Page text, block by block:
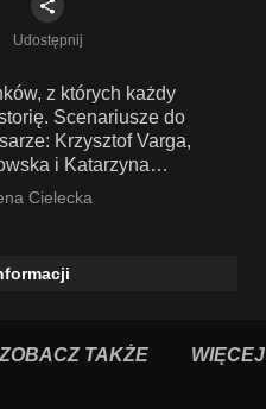
Udostępnij
z których każdy
Scenariusze do
Krzysztof Varga,
i Katarzyna
Cielecka
ZOBACZ TAKŻE